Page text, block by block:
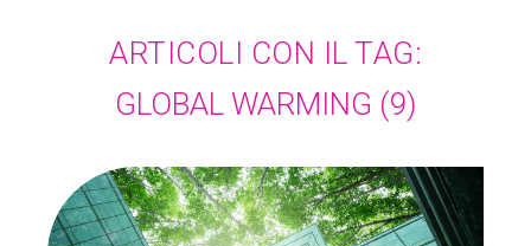
GLOBAL WARMING (9)
ARTICOLI CON IL TAG: